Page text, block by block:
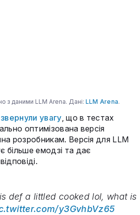
з даними LLM Arena. Дані: LLM Arena.
звернули увагу, що в тестах
оптимізована версія
розробникам. Версія для LLM
більше емодзі та дає
def a littled cooked lol, what is
y3GvhbVz65